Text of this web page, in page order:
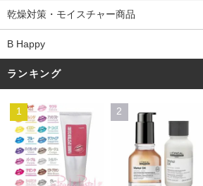
乾燥対策・モイスチャー商品
B Happy
ランキング
1 2